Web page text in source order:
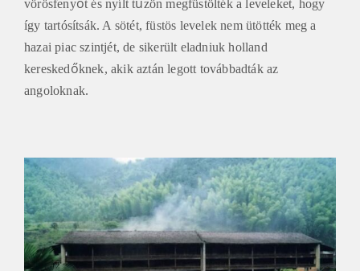
vörösfenyőt és nyílt tűzön megfüstölték a leveleket, hogy
így tartósítsák. A sötét, füstös levelek nem ütötték meg a
hazai piac szintjét, de sikerült eladniuk holland
kereskedőknek, akik aztán legott továbbadták az
angoloknak.